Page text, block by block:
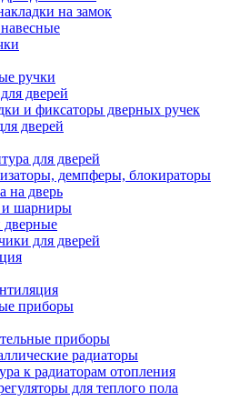
на замок
ручки
дверей
и фиксаторы дверных ручек
дверей
для дверей
демпферы, блокираторы
на дверь
и шарниры
дверные
для дверей
приборы
приборы
радиаторы
к радиаторам отопления
для теплого пола